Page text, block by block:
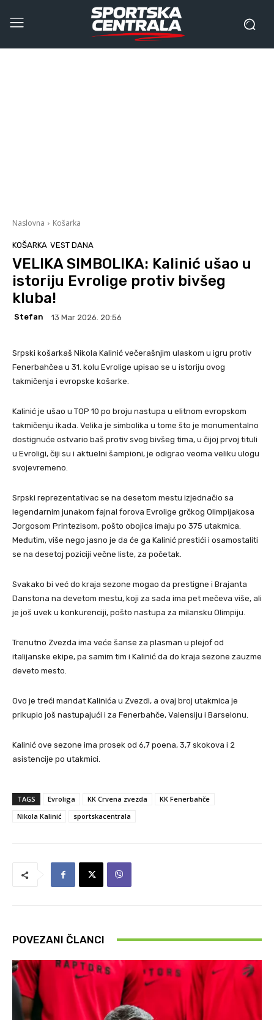
Naslovna Košarka
KOŠARKA VEST DANA
VELIKA SIMBOLIKA: Kalinić ušao u
istoriju Evrolige protiv bivšeg
kluba!
Stefan 13 Mar 2026. 20:56
Srpski košarkaš Nikola Kalinić večerašnjim ulaskom u igru protiv
Fenerbahčea u 31. kolu Evrolige upisao se u istoriju ovog
takmičenja i evropske košarke.
Kalinić je ušao u TOP 10 po broju nastupa u elitnom evropskom
takmičenju ikada. Velika je simbolika u tome što je monumentalno
dostignuće ostvario baš protiv svog bivšeg tima, u čijoj prvoj tituli
u Evroligi, čiji su i aktuelni šampioni, je odigrao veoma veliku ulogu
svojevremeno.
Srpski reprezentativac se na desetom mestu izjednačio sa
legendarnim junakom fajnal forova Evrolige grčkog Olimpijakosa
Jorgosom Printezisom, pošto obojica imaju po 375 utakmica.
Međutim, više nego jasno je da će ga Kalinić prestići i osamostaliti
se na desetoj poziciji večne liste, za početak.
Svakako bi već do kraja sezone mogao da prestigne i Brajanta
Danstona na devetom mestu, koji za sada ima pet mečeva više, ali
je još uvek u konkurenciji, pošto nastupa za milansku Olimpiju.
Trenutno Zvezda ima veće šanse za plasman u plejof od
italijanske ekipe, pa samim tim i Kalinić da do kraja sezone zauzme
deveto mesto.
Ovo je treći mandat Kalinića u Zvezdi, a ovaj broj utakmica je
prikupio još nastupajući i za Fenerbahče, Valensiju i Barselonu.
Kalinić ove sezone ima prosek od 6,7 poena, 3,7 skokova i 2
asistencije po utakmici.
TAGS Evroliga KK Crvena zvezda
KK Fenerbahče
Nikola Kalinić
sportskacentrala
POVEZANI ČLANCI